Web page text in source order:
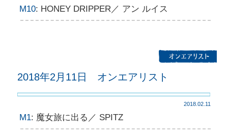
M10: HONEY DRIPPER／ アン ルイス
2018年2月11日 オンエアリスト
2018.02.11
M1: 魔女旅に出る／ SPITZ